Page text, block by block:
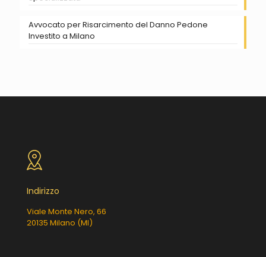
Avvocato per Risarcimento del Danno Pedone
Investito a Milano
Indirizzo
Viale Monte Nero, 66
20135 Milano (MI)